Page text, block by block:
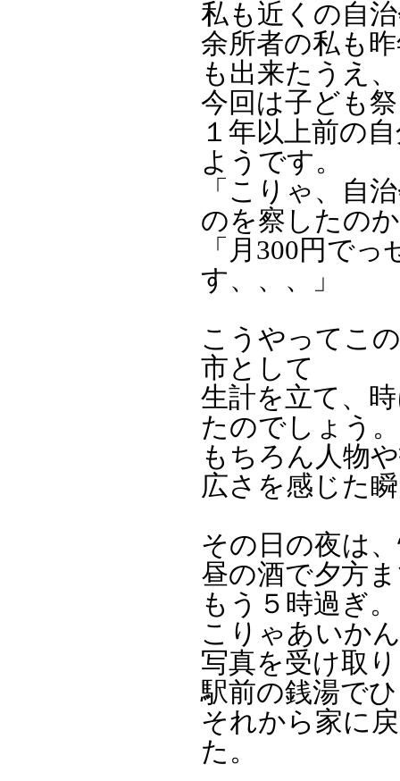
私も近くの自
余所者の私も
も出来たうえ、
今回は子ども
１年以上前の
ようです。
「こりゃ、自
のを察したのか
「月300円で
す、、、」
こうやってこ
市として
生計を立て、
たのでしょう。
もちろん人物
広さを感じた
その日の夜は
昼の酒で夕方
もう５時過ぎ。
こりゃあいか
写真を受け取り
駅前の銭湯で
それから家に
た。